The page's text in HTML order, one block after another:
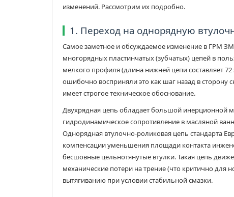
изменений. Рассмотрим их подробно.
1. Переход на однорядную
Самое заметное и обсуждаемое изменение в ГРМ
многорядных пластинчатых (зубчатых) цепей в
мелкого профиля (длина нижней цепи составляет
ошибочно восприняли это как шаг назад в
имеет строгое техническое обоснование.
Двухрядная цепь обладает большой инерционной
гидродинамическое сопротивление в масляной
Однорядная втулочно-роликовая цепь стандарта
компенсации уменьшения площади контакта
бесшовные цельнотянутые втулки. Такая цепь
механические потери на трение (что критично для
вытягиванию при условии стабильной смазки.